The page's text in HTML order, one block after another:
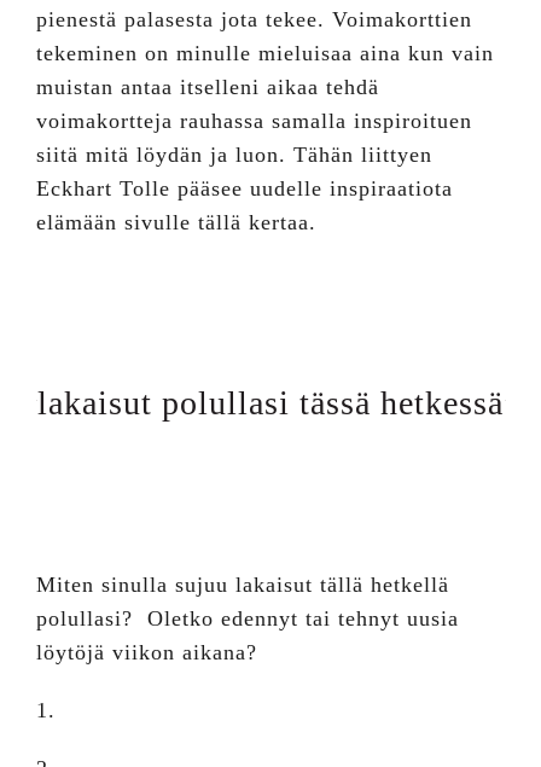
pienestä palasesta jota tekee. Voimakorttien
tekeminen on minulle mieluisaa aina kun vain
muistan antaa itselleni aikaa tehdä
voimakortteja rauhassa samalla inspiroituen
siitä mitä löydän ja luon. Tähän liittyen
Eckhart Tolle pääsee uudelle inspiraatiota
elämään sivulle tällä kertaa.
lakaisut polullasi tässä hetkessä
Miten sinulla sujuu lakaisut tällä hetkellä
polullasi? Oletko edennyt tai tehnyt uusia
löytöjä viikon aikana?
1.